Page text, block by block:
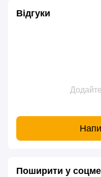
Відгуки
Поширити у